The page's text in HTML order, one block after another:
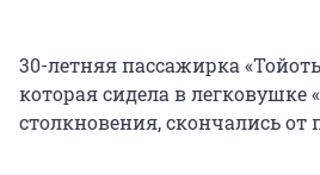
30-летняя пассажирка
которая сидела в легковушке
столкновения, скончались